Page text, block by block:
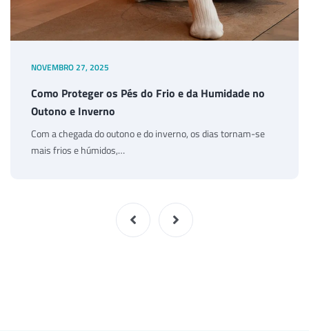
NOVEMBRO 27, 2025
Como Proteger os Pés do Frio e da Humidade no
Outono e Inverno
Com a chegada do outono e do inverno, os dias tornam-se
mais frios e húmidos,…